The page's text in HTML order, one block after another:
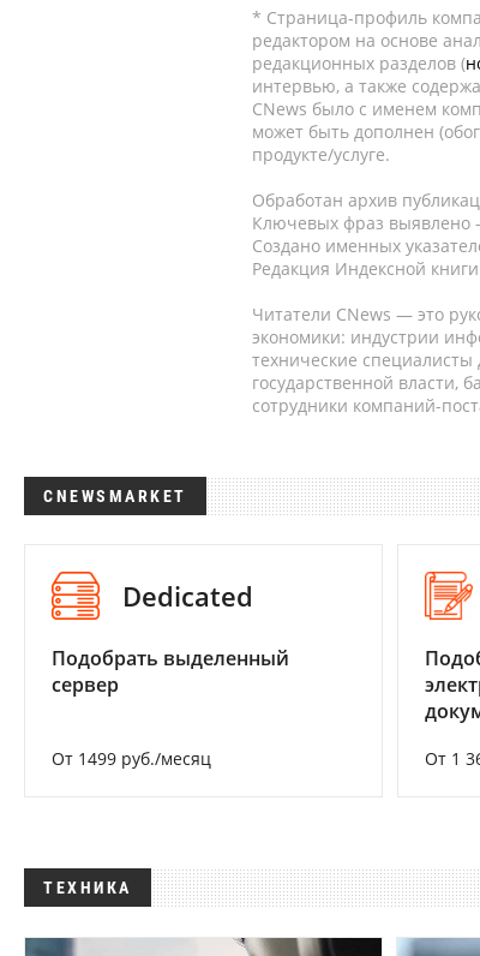
* Страница-профиль
редактором на основе
редакционных разделов (
интервью, а также
CNews было с именем
может быть дополнен
продукте/услуге.
Обработан архив
Ключевых фраз выявлено
Создано именных
Редакция Индексной
Читатели CNews — это
экономики: индустрии
технические
государственной власти,
сотрудники компаний-
CNEWSMARKET
Dedicated
Подобрать выделенный
сервер
От 1499 руб./месяц От 1
ТЕХНИКА